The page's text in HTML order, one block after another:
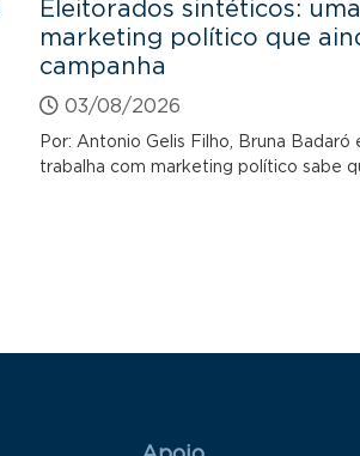
Eleitorados sintéticos:
marketing político que
campanha
03/08/2026
Por: Antonio Gelis Filho, Bruna Badaró
trabalha com marketing político sabe
Rodapé 2